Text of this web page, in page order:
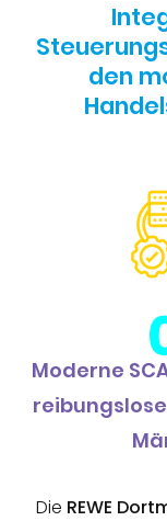
den
Moderne
Die REWE